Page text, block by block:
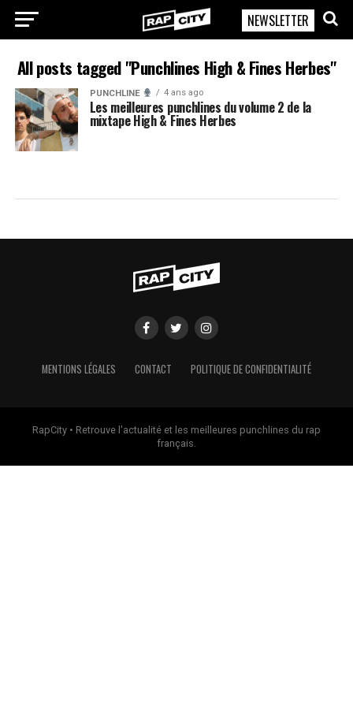
RapCity
NEWSLETTER
All posts tagged "Punchlines High & Fines Herbes"
PUNCHLINE 4 ans ago
Les meilleures punchlines du volume 2 de la
mixtape High & Fines Herbes
MENTIONS LÉGALES CONTACT POLITIQUE DE CONFIDENTIALITÉ
RapCity • Retrouve l'actualité et les meilleures punchlines du rap
français.